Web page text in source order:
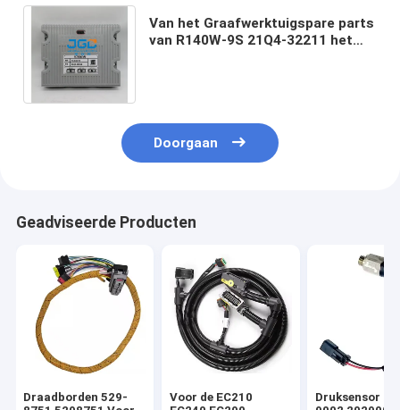
Van het Graafwerktuigspare parts
van R140W-9S 21Q4-32211 het
Doorgaan
Geadviseerde Producten
Draadborden 529-
Voor de EC210
Druksensor